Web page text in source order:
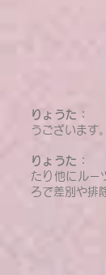
りょうた：
うございます
りょうた：
たり他にルー
ろで差別や排